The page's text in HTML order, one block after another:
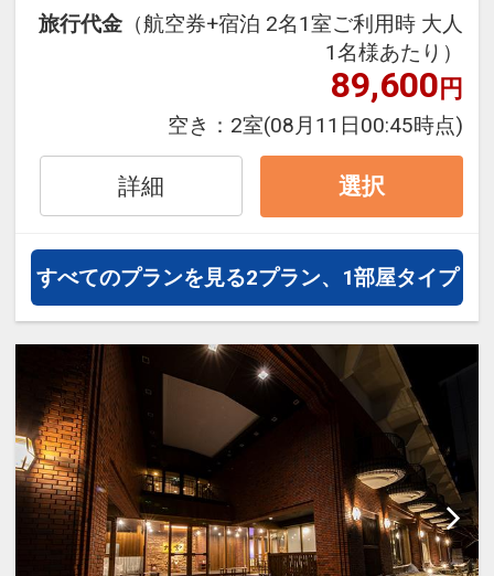
にも最適！
旅行期間中の1泊だけの宿泊や延
泊・飛び泊なども自由自在です。
フライトは、安心のJAL（または
JALグループ）確約！フライトマイ
ル50%貯まります。
オプションでレンタカーや現地交
通・体験プランなどの追加（同時予
約）が可能なプランもございます。
※3～5歳の添い寝のお客様は施設使
用料としてお一人様3,300円を別途
お支払い下さい(現地払い)
旅行代金 （航空券+宿泊 2名1室ご利用時 大人
1名様あたり）
89,600円
空き： 2室(08月11日00:45時点)
詳細 選択
すべてのプランを見る2プラン、1部屋タイプ